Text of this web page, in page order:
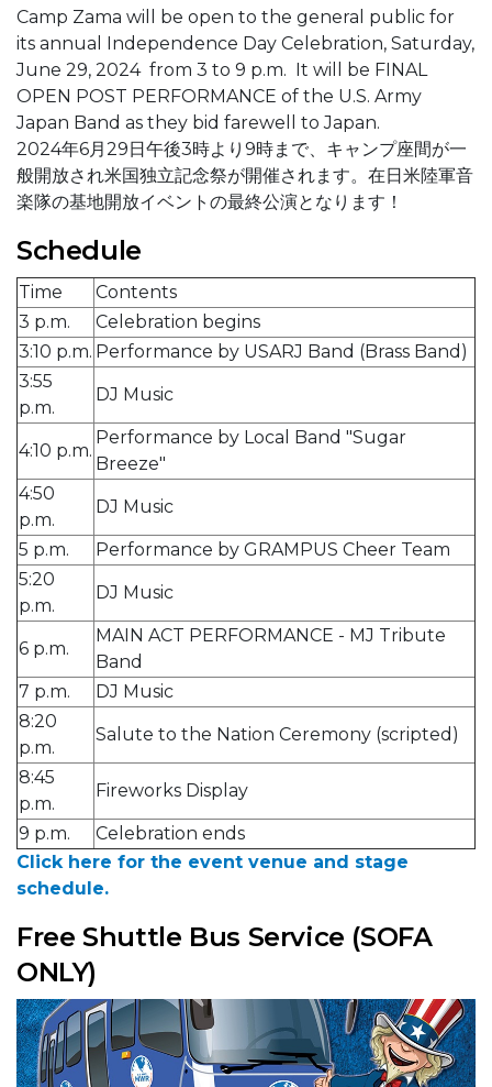
Camp Zama will be open to the general public for
its annual Independence Day Celebration, Saturday,
June 29, 2024 from 3 to 9 p.m. It will be FINAL
OPEN POST PERFORMANCE of the U.S. Army
Japan Band as they bid farewell to Japan.
2024年6月29日午後3時より9時まで、キャンプ座間が一
般開放され米国独立記念祭が開催されます。在日米陸軍音
楽隊の基地開放イベントの最終公演となります！
Schedule
Time
Contents
3 p.m.
Celebration begins
3:10 p.m. Performance by USARJ Band (Brass Band)
3:55
p.m.
DJ Music
4:10 p.m.
Performance by Local Band "Sugar
Breeze"
4:50
p.m.
DJ Music
5 p.m.
Performance by GRAMPUS Cheer Team
5:20
p.m.
DJ Music
6 p.m.
MAIN ACT PERFORMANCE - MJ Tribute
Band
7 p.m.
DJ Music
8:20
p.m.
Salute to the Nation Ceremony (scripted)
8:45
p.m.
Fireworks Display
9 p.m.
Celebration ends
Click here for the event venue and stage
schedule.
Free Shuttle Bus Service (SOFA
ONLY)